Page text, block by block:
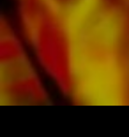
Sämtliche Tonträger sind
gängigen Portalen von
Google, Spotify und
weltweit erhältlich.
Alle Noten von Obrasso
hochwertigem Papier
gelbliche Notenpapier bietet
Kontrast und schont die